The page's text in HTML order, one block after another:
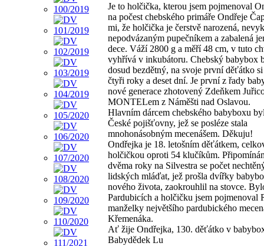
Je to holčička, kterou jsem pojmenoval
na počest chebského primáře Ondřeje
mi, že holčička je čerstvě narozená,
nepodvázaným pupečníkem a zabalená
dece. Váží 2800 g a měří 48 cm, v tuto
vyhřívá v inkubátoru. Chebský babybox
dosud bezdětný, na svoje první děťátko
čtyři roky a deset dní. Je první z řady
nové generace zhotovený Zdeňkem
MONTELem z Náměšti nad Oslavou.
Hlavním dárcem chebského babyboxu
České pojišťovny, jež se posléze stala
mnohonásobným mecenášem. Děkuju!
Ondřejka je 18. letošním děťátkem,
holčičkou oproti 54 klučíkům.
dvěma roky na Silvestra se počet
lidských mláďat, jež prošla dvířky
nového života, zaokrouhlil na stovce.
Pardubicích a holčičku jsem pojmenoval
manželky největšího pardubického
Křemenáka.
Ať žije Ondřejka, 130. děťátko v
Babydědek Lu